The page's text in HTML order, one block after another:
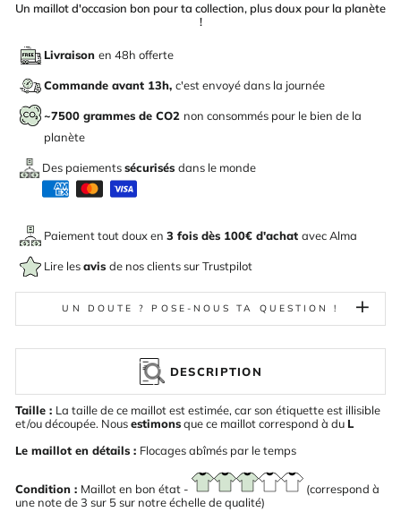
Un maillot d'occasion bon pour ta collection, plus doux pour la planète
!
Livraison en 48h offerte
Commande avant 13h, c'est envoyé dans la journée
~7500 grammes de CO2 non consommés pour le bien de la
planète
Des paiementssécurisés dans le monde
Paiement tout doux en 3 fois dès 100€ d'achat avecAlma
Lire lesavis de nos clients sur Trustpilot
UN DOUTE ? POSE-NOUS TA QUESTION !
DESCRIPTION
Taille : La taille de ce maillot est estimée, car son étiquette est illisible
et/ou découpée. Nousestimonsque ce maillot correspond à du L
Le maillot en détails : Flocages abîmés par le temps
Condition : Maillot en bon état -
(correspond à
une note de 3 sur 5 sur notre échelle de qualité)